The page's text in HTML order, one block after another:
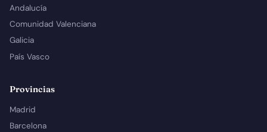
Andalucía
Comunidad Valenciana
Galicia
País Vasco
Provincias
Madrid
Barcelona